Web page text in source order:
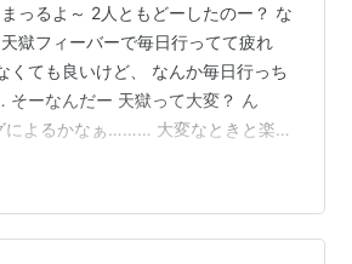
っるよ～ 2人ともどーしたのー？ な
獄フィーバーで毎日行ってて疲れ
ても良いけど、 なんか毎日行っち
ーなんだー 天獄って大変？ ん
よるかなぁ……… 大変なときと楽な
まぁ、報酬の為に行ってるからね
まだ行っちゃダメって……… シャ
いのに……… あぁ、お題に貢献でき